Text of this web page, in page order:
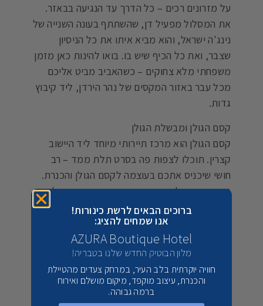
על מזרונים רכים – כל הדרך עד הנגיעה בבאזר.
את המסלול מפעיל דן, שהשתתף בעונה השנייה של
נינג'ה ישראל, והוא מביא איתו את כל הניסיון
שצבר, ואת כל הכיף שיש בו. בואו להינות כאן מזמן
משפחתי מלא צחוקים – כשהאביב מביט אליכם
מכל עבר באזור המקסים של נהר הירדן, ליד קיבוץ
גדות.
קסם הגולן ומבשלת הגולן
קסם הגולן הוא מרכז תיירותי מיוחד ליד היישוב
קצרין. תוכלו לצפות פה בסרט תלת ממד – רב
חושי שיכניס אתכם בעוצמה לקסם הגולן והכנרת.
גם אם רק מול מסך, החוייה הרב חושית תיתן לכם
טעימה מהריחות והצבעים של האזור המופלא הזה;
וההסברים במופע האור-קולי המרהיב ישאירו אתכם
פעורי פה וחדורי אהבה למקום. אח"כ תוכלו להינות
גם מסיור, ארוחה טובה ולגימת בירה מרעננת
במבשלת הגולן הצמודה.
ברוכים הבאים לרשת כינורות!
אנו שמחים להציג:
AZURA Boutique Hotel
מלון הבוטיק החדש שלנו בטבריה!
חוויה יוקרתית בלב העיר, במרחק צעדים מהטיילת
והכנרת, עיצוב מוקפד, מיקום מושלם ואירוח
ברמה גבוהה.